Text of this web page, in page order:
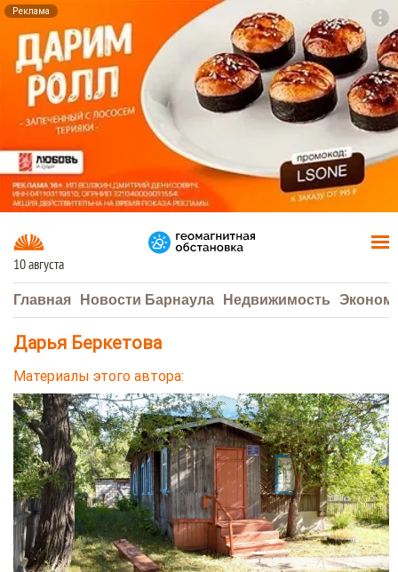
Реклама
10 августа
Главная Новости Барнаула Недвижимость
Дарья Беркетова
Материалы этого автора: